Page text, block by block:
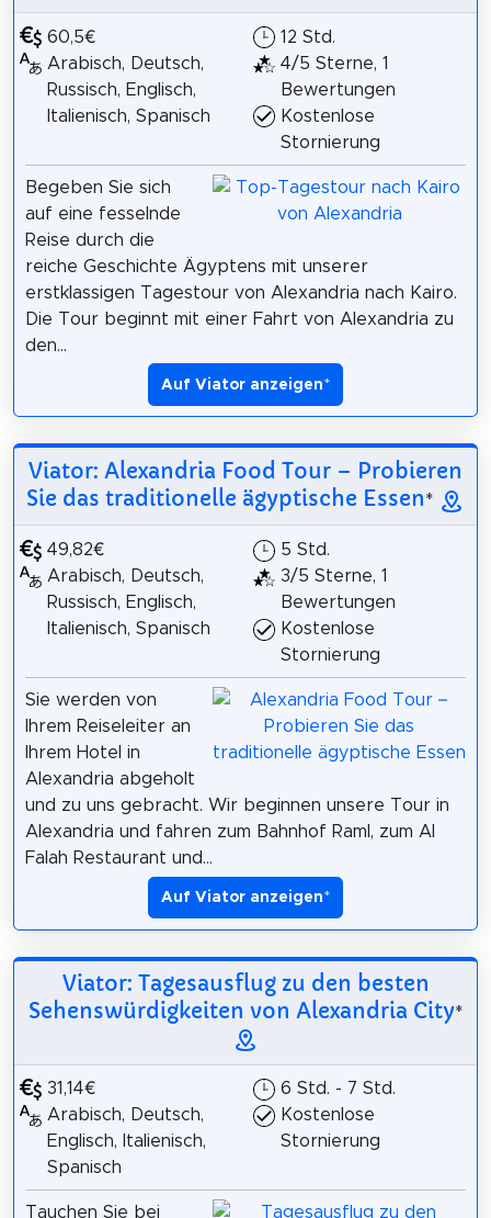
60,5€
Arabisch, Deutsch,
Russisch, Englisch,
Italienisch, Spanisch
12 Std.
4/5 Sterne, 1
Bewertungen
Kostenlose
Stornierung
Begeben Sie sich
auf eine fesselnde
Reise durch die
reiche Geschichte Ägyptens mit unserer
erstklassigen Tagestour von Alexandria nach Kairo.
Die Tour beginnt mit einer Fahrt von Alexandria zu
den...
Auf Viator anzeigen*
Viator: Alexandria Food Tour – Probieren
Sie das traditionelle ägyptische Essen*
49,82€
Arabisch, Deutsch,
Russisch, Englisch,
Italienisch, Spanisch
5 Std.
3/5 Sterne, 1
Bewertungen
Kostenlose
Stornierung
Sie werden von
Ihrem Reiseleiter an
Ihrem Hotel in
Alexandria abgeholt
und zu uns gebracht. Wir beginnen unsere Tour in
Alexandria und fahren zum Bahnhof Raml, zum Al
Falah Restaurant und...
Auf Viator anzeigen*
Viator: Tagesausflug zu den besten
Sehenswürdigkeiten von Alexandria City*
31,14€
Arabisch, Deutsch,
Englisch, Italienisch,
Spanisch
6 Std. - 7 Std.
Kostenlose
Stornierung
Tauchen Sie bei